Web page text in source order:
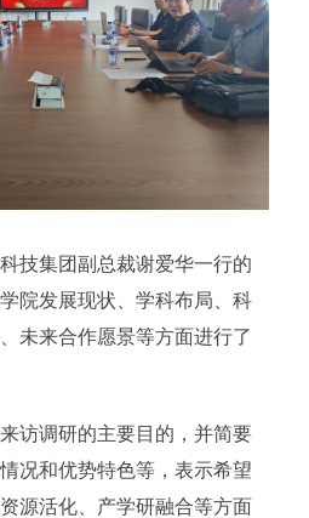
技集团副总裁谢爱华一行的
院发展现状、学科布局、科
未来合作愿景等方面进行了
访调研的主要目的，并简要
况和优势特色等，表示希望
源活化、产学研融合等方面